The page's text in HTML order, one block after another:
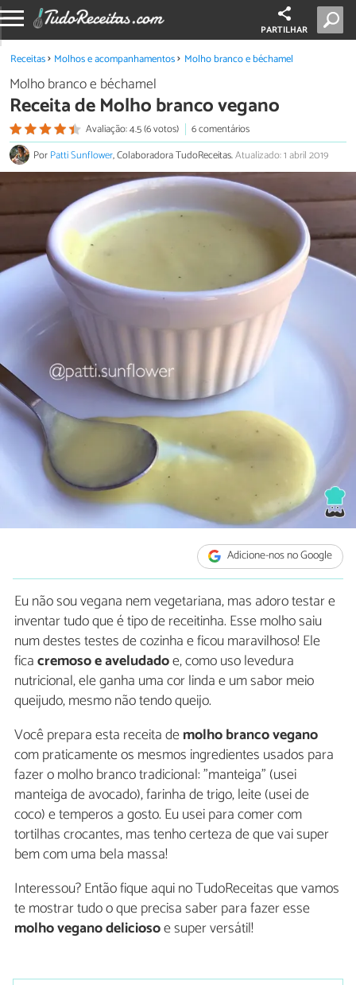
PARTILHAR
Receitas Molhos e acompanhamentos Molho branco e béchamel
Molho branco e béchamel
Receita de Molho branco vegano
Avaliação: 4.5 (6 votos)
6 comentários
PorPatti Sunflower, Colaboradora TudoReceitas.Atualizado: 1 abril 2019
Adicione-nos no Google
Eu não sou vegana nem vegetariana, mas adoro testar e
inventar tudo que é tipo de receitinha. Esse molho saiu
num destes testes de cozinha e ficou maravilhoso! Ele
ficacremoso e aveludadoe, como uso levedura
nutricional, ele ganha uma cor linda e um sabor meio
queijudo, mesmo não tendo queijo.
Você prepara esta receita demolho branco vegano
com praticamente os mesmos ingredientes usados para
fazer o molho branco tradicional: "manteiga" (usei
manteiga de avocado), farinha de trigo, leite (usei de
coco) e temperos a gosto. Eu usei para comer com
tortilhas crocantes, mas tenho certeza de que vai super
bem com uma bela massa!
Interessou? Então fique aqui no TudoReceitas que vamos
te mostrar tudo o que precisa saber para fazer esse
molho vegano deliciosoe super versátil!